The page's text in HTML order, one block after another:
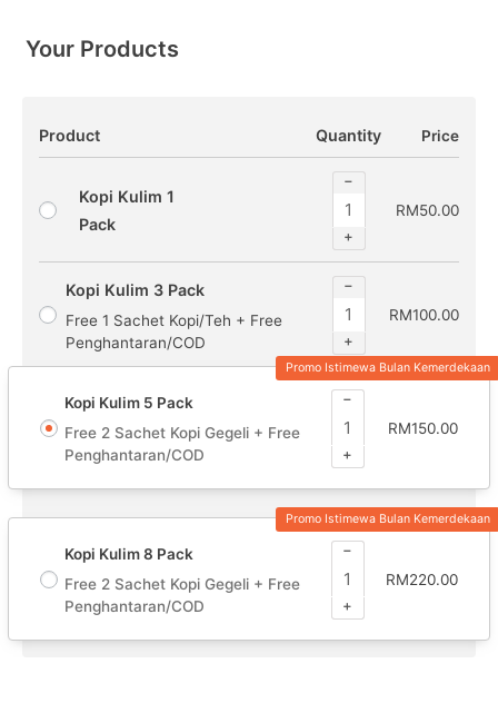
Your Products
Product Quantity Price
Kopi Kulim 1
Pack
−
+
RM50.00
Kopi Kulim 3 Pack
Free 1 Sachet Kopi/Teh + Free
Penghantaran/COD
−
+
RM100.00
Promo Istimewa Bulan Kemerdekaan
Kopi Kulim 5 Pack
Free 2 Sachet Kopi Gegeli + Free
Penghantaran/COD
−
+
RM150.00
Promo Istimewa Bulan Kemerdekaan
Kopi Kulim 8 Pack
Free 2 Sachet Kopi Gegeli + Free
Penghantaran/COD
−
+
RM220.00